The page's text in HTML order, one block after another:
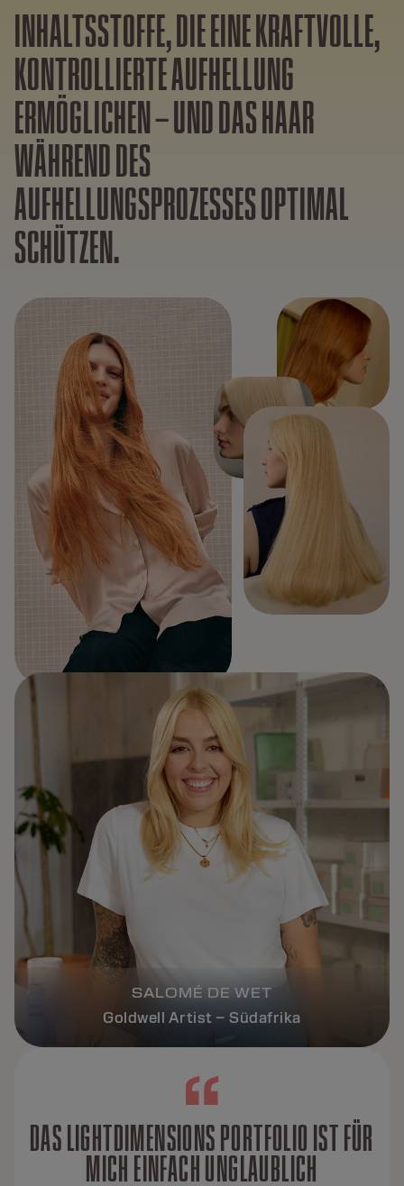
INHALTSSTOFFE, DIE EINE KRAFTVOLLE,
KONTROLLIERTE AUFHELLUNG
ERMÖGLICHEN – UND DAS HAAR
WÄHREND DES
AUFHELLUNGSPROZESSES OPTIMAL
SCHÜTZEN.
SALOMÉ DE WET
Goldwell Artist – Südafrika
DAS LIGHTDIMENSIONS PORTFOLIO IST FÜR
MICH EINFACH UNGLAUBLICH